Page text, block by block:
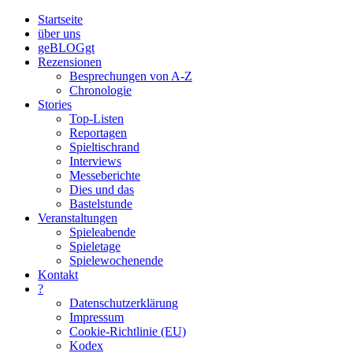
Startseite
über uns
geBLOGgt
Rezensionen
Besprechungen von A-Z
Chronologie
Stories
Top-Listen
Reportagen
Spieltischrand
Interviews
Messeberichte
Dies und das
Bastelstunde
Veranstaltungen
Spieleabende
Spieletage
Spielewochenende
Kontakt
?
Datenschutzerklärung
Impressum
Cookie-Richtlinie (EU)
Kodex